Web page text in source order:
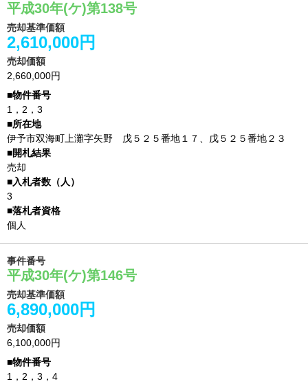
平成30年(ケ)第138号
売却基準価額
2,610,000円
売却価額
2,660,000円
1，2，3
伊予市双海町上灘字矢野 戊５２５番地１７、戊５２５番地２３
売却
3
個人
事件番号
平成30年(ケ)第146号
売却基準価額
6,890,000円
売却価額
6,100,000円
1，2，3，4